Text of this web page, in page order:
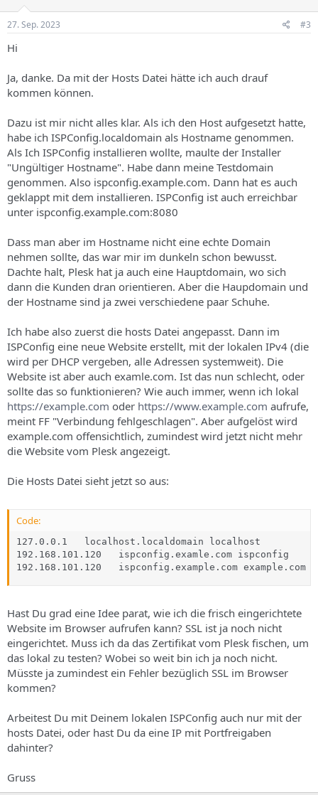
n
e
27. Sep. 2023 #3
Hi
Ja, danke. Da mit der Hosts Datei hätte ich auch drauf
kommen können.
Dazu ist mir nicht alles klar. Als ich den Host aufgesetzt hatte,
habe ich ISPConfig.localdomain als Hostname genommen.
Als Ich ISPConfig installieren wollte, maulte der Installer
"Ungültiger Hostname". Habe dann meine Testdomain
genommen. Also ispconfig.example.com. Dann hat es auch
geklappt mit dem installieren. ISPConfig ist auch erreichbar
unter ispconfig.example.com:8080
Dass man aber im Hostname nicht eine echte Domain
nehmen sollte, das war mir im dunkeln schon bewusst.
Dachte halt, Plesk hat ja auch eine Hauptdomain, wo sich
dann die Kunden dran orientieren. Aber die Haupdomain und
der Hostname sind ja zwei verschiedene paar Schuhe.
Ich habe also zuerst die hosts Datei angepasst. Dann im
ISPConfig eine neue Website erstellt, mit der lokalen IPv4 (die
wird per DHCP vergeben, alle Adressen systemweit). Die
Website ist aber auch examle.com. Ist das nun schlecht, oder
sollte das so funktionieren? Wie auch immer, wenn ich lokal
https://example.com oder https://www.example.com aufrufe,
meint FF "Verbindung fehlgeschlagen". Aber aufgelöst wird
example.com offensichtlich, zumindest wird jetzt nicht mehr
die Website vom Plesk angezeigt.
Die Hosts Datei sieht jetzt so aus:
Code:
127.0.0.1   localhost.localdomain localhost
192.168.101.120   ispconfig.examle.com ispconfig
192.168.101.120   ispconfig.example.com example.com
Hast Du grad eine Idee parat, wie ich die frisch eingerichtete
Website im Browser aufrufen kann? SSL ist ja noch nicht
eingerichtet. Muss ich da das Zertifikat vom Plesk fischen, um
das lokal zu testen? Wobei so weit bin ich ja noch nicht.
Müsste ja zumindest ein Fehler bezüglich SSL im Browser
kommen?
Arbeitest Du mit Deinem lokalen ISPConfig auch nur mit der
hosts Datei, oder hast Du da eine IP mit Portfreigaben
dahinter?
Gruss